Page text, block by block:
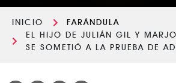
INICIO
FARÁNDULA
EL HIJO DE JULIÁN GIL Y
SE SOMETIÓ A LA PRUEBA DE